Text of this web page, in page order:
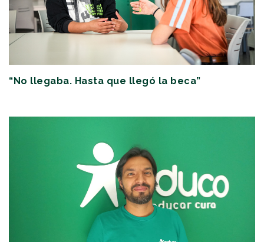
“No llegaba. Hasta que llegó la beca”